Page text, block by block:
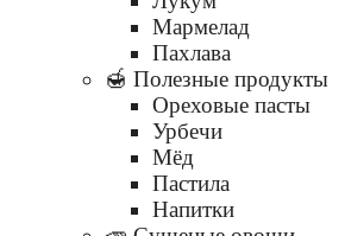
Мармелад
Пахлава
🍯 Полезные продукты
Ореховые пасты
Урбечи
Мёд
Пастила
Напитки